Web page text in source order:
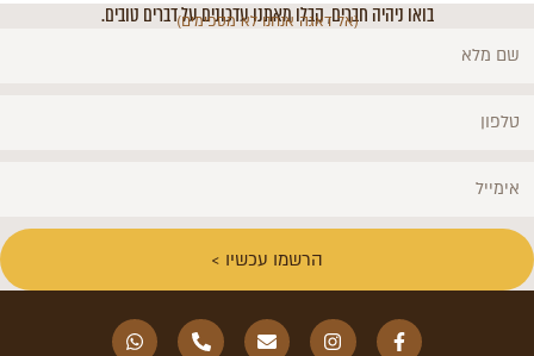
בואו ניהיה חברים, קבלו מאתנו עדכונים על דברים טובים.
(אל דאגה אנחנו לא מספימים)
הרשמו עכשיו >